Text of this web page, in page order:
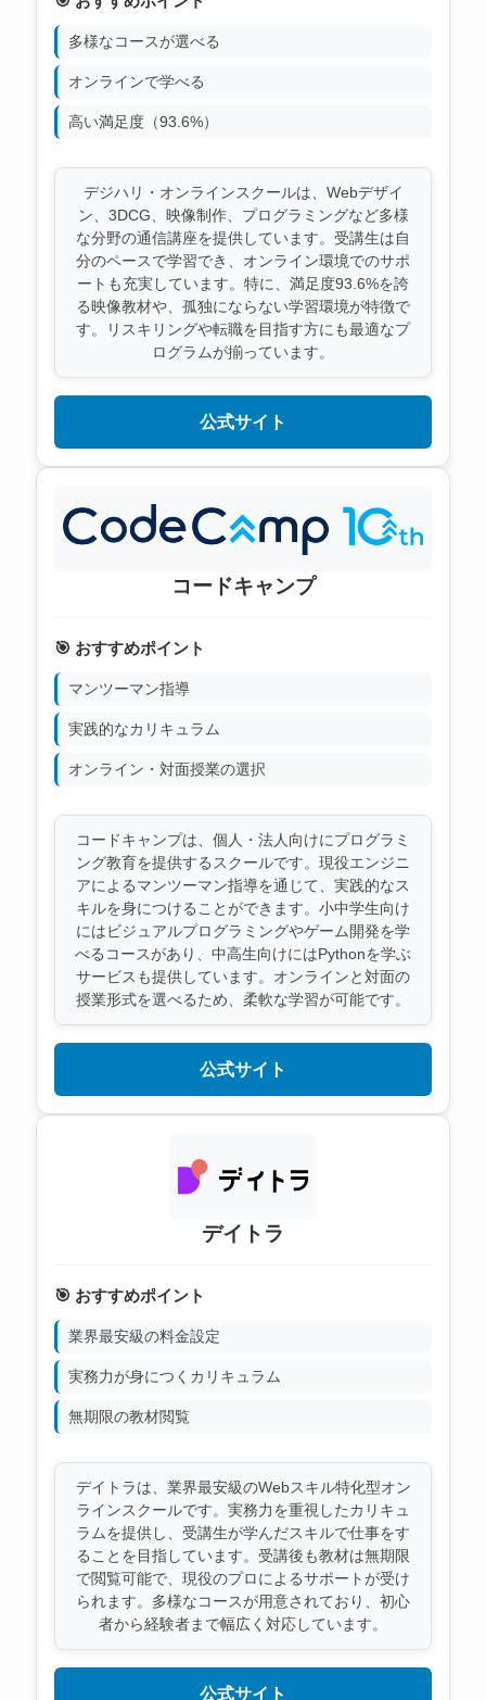
多様なコースが選べる
オンラインで学べる
高い満足度（93.6%）
デジハリ・オンラインスクールは、Webデザイ
ン、3DCG、映像制作、プログラミングなど多様
な分野の通信講座を提供しています。受講生は自
分のペースで学習でき、オンライン環境でのサポ
ートも充実しています。特に、満足度93.6%を誇
る映像教材や、孤独にならない学習環境が特徴で
す。リスキリングや転職を目指す方にも最適なプ
ログラムが揃っています。
公式サイト
コードキャンプ
🎯 おすすめポイント
マンツーマン指導
実践的なカリキュラム
オンライン・対面授業の選択
コードキャンプは、個人・法人向けにプログラミ
ング教育を提供するスクールです。現役エンジニ
アによるマンツーマン指導を通じて、実践的なス
キルを身につけることができます。小中学生向け
にはビジュアルプログラミングやゲーム開発を学
べるコースがあり、中高生向けにはPythonを学ぶ
サービスも提供しています。オンラインと対面の
授業形式を選べるため、柔軟な学習が可能です。
公式サイト
デイトラ
🎯 おすすめポイント
業界最安級の料金設定
実務力が身につくカリキュラム
無期限の教材閲覧
デイトラは、業界最安級のWebスキル特化型オン
ラインスクールです。実務力を重視したカリキュ
ラムを提供し、受講生が学んだスキルで仕事をす
ることを目指しています。受講後も教材は無期限
で閲覧可能で、現役のプロによるサポートが受け
られます。多様なコースが用意されており、初心
者から経験者まで幅広く対応しています。
公式サイト